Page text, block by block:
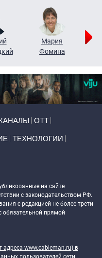
Мария
Фомина
ОТТ
ТЕХНОЛОГИИ
на сайте
с законодательством РФ.
с редакцией не более трети
обязательной прямой
адреса www.cableman.ru) в
пользователей сети